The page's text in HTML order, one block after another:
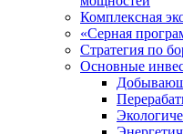
Комплексная
«Серная
Стратегия по
Основные